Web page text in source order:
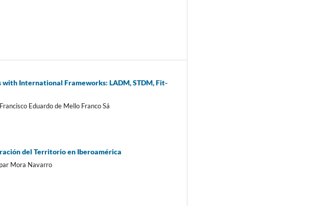
International Frameworks: LADM, STDM, Fit-
Eduardo de Mello Franco Sá
del Territorio en Iberoamérica
Mora Navarro